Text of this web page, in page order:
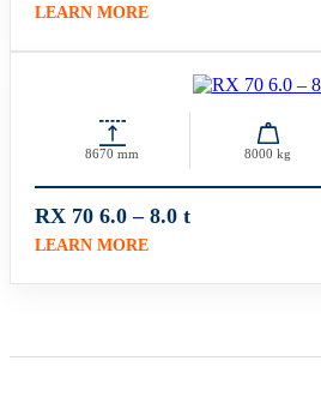
LEARN MORE
8670 mm 8000 kg
RX 70 6.0 – 8.0 t
LEARN MORE